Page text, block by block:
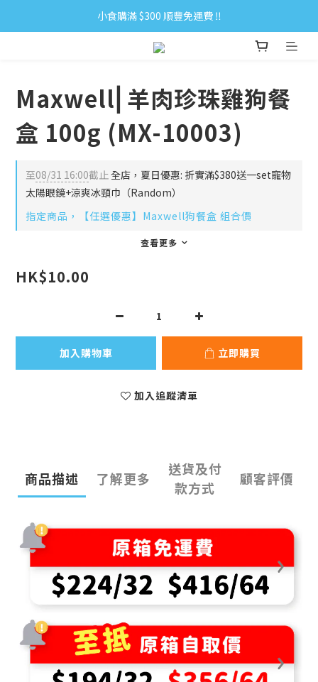
小食購滿 $300 順豐免運費 ‼
小食購滿 $300 順豐免運費 ‼
全單購滿 $500 免運費 ♥︎ 會員積分回贈 $1＝1Pt.
Maxwell⎜羊肉珍珠雞狗餐
盒 100g (MX-10003)
至08/31 16:00截止全店，夏日優惠: 折實滿$380送一set寵物
太陽眼鏡+涼爽冰頸巾（Random）
指定商品，【任選優惠】Maxwell狗餐盒 組合價
查看更多
HK$10.00
加入購物車 立即購買
加入追蹤清單
商品描述 了解更多
送貨及付
款方式
顧客評價